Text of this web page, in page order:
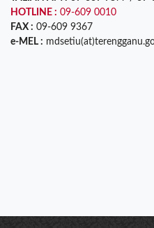
HOTLINE : 09-609 0010
FAX : 09-609 9367
e-MEL :